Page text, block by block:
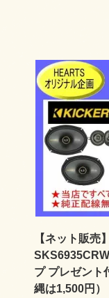
【ネット販売
プ プレゼン
縄は1,500円）